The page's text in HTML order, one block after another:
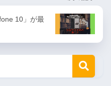
10」が最